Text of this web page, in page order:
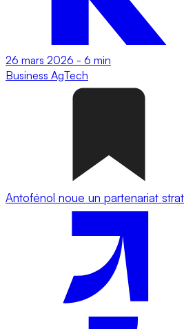
26 mars 2026 - 6 min
Business AgTech
Antofénol noue un partenariat